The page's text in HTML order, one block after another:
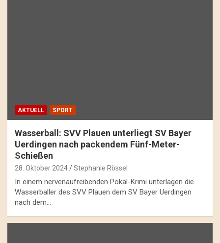
AKTUELL SPORT
Wasserball: SVV Plauen unterliegt SV Bayer
Uerdingen nach packendem Fünf-Meter-
Schießen
28. Oktober 2024 Stephanie Rössel
In einem nervenaufreibenden Pokal-Krimi unterlagen die
Wasserballer des SVV Plauen dem SV Bayer Uerdingen
nach dem…